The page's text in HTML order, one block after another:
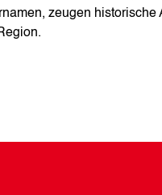
zeugen